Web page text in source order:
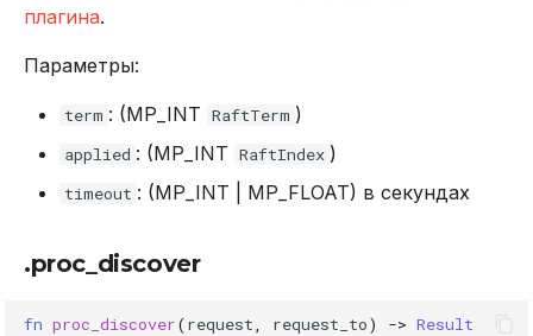
плагина.
Параметры:
term : (MP_INT RaftTerm )
applied : (MP_INT RaftIndex )
timeout : (MP_INT | MP_FLOAT) в секундах
.proc_discover
fn proc_discover(request request_to) -> Result